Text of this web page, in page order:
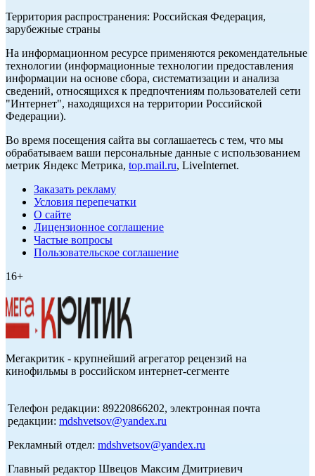
Территория распространения: Российская Федерация,
зарубежные страны
На информационном ресурсе применяются рекомендательные
технологии (информационные технологии предоставления
информации на основе сбора, систематизации и анализа
сведений, относящихся к предпочтениям пользователей сети
"Интернет", находящихся на территории Российской
Федерации).
Во время посещения сайта вы соглашаетесь с тем, что мы
обрабатываем ваши персональные данные с использованием
метрик Яндекс Метрика, top.mail.ru, LiveInternet.
Заказать рекламу
Условия перепечатки
О сайте
Лицензионное соглашение
Частые вопросы
Пользовательское соглашение
16+
Мегакритик - крупнейший агрегатор рецензий на
кинофильмы в российском интернет-сегменте
Телефон редакции: 89220866202, электронная почта
редакции: mdshvetsov@yandex.ru
Рекламный отдел: mdshvetsov@yandex.ru
Главный редактор Швецов Максим Дмитриевич